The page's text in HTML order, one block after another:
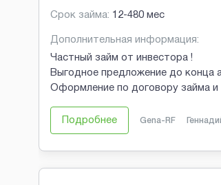
Срок займа: 12-480 мес
Дополнительная информация:
Частный займ от инвестора !
Выгодное предложение до конца
Оформление по договору займа и
Подробнее Gena-RF